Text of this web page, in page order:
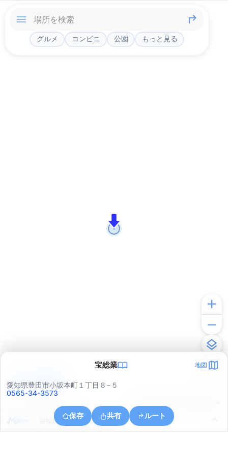
グルメ コンビニ 公園 もっと見る
宝総業 地図
愛知県豊田市小坂本町１丁目８−５
0565-34-3573
保存 共有 ルート
愛知県豊田市金谷町３丁目
アプリで見る